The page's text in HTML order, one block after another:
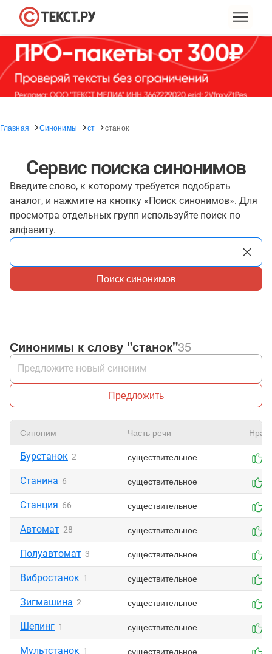
Главная Синонимы ст станок
Сервис поиска синонимов
Введите слово, к которому требуется подобрать
аналог, и нажмите на кнопку «Поиск синонимов». Для
просмотра отдельных групп используйте поиск по
алфавиту.
Поиск синонимов
Синонимы к слову "станок"35
Предложить
Синоним Часть речи
Бурстанок 2 существительное
Станина 6 существительное
Станция 66 существительное
Автомат 28 существительное
Полуавтомат 3 существительное
Вибростанок 1 существительное
Зигмашина 2 существительное
Шепинг 1 существительное
Мультстанок 1 существительное